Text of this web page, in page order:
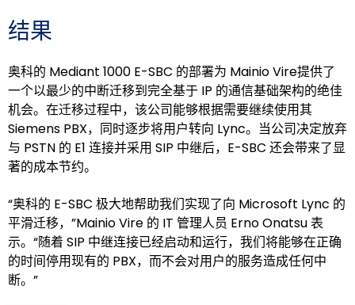
结果
奥科的 Mediant 1000 E-SBC 的部署为 Mainio Vire提供了
一个以最少的中断迁移到完全基于 IP 的通信基础架构的绝佳
机会。在迁移过程中，该公司能够根据需要继续使用其
Siemens PBX，同时逐步将用户转向 Lync。当公司决定放弃
与 PSTN 的 E1 连接并采用 SIP 中继后，E-SBC 还会带来了显
著的成本节约。
“奥科的 E-SBC 极大地帮助我们实现了向 Microsoft Lync 的
平滑迁移，”Mainio Vire 的 IT 管理人员 Erno Onatsu 表
示。“随着 SIP 中继连接已经启动和运行，我们将能够在正确
的时间停用现有的 PBX，而不会对用户的服务造成任何中
断。”